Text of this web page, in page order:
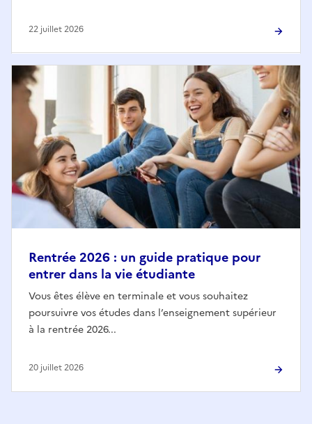
22 juillet 2026
Rentrée 2026 : un guide pratique pour
entrer dans la vie étudiante
Vous êtes élève en terminale et vous souhaitez
poursuivre vos études dans l’enseignement supérieur
à la rentrée 2026...
20 juillet 2026